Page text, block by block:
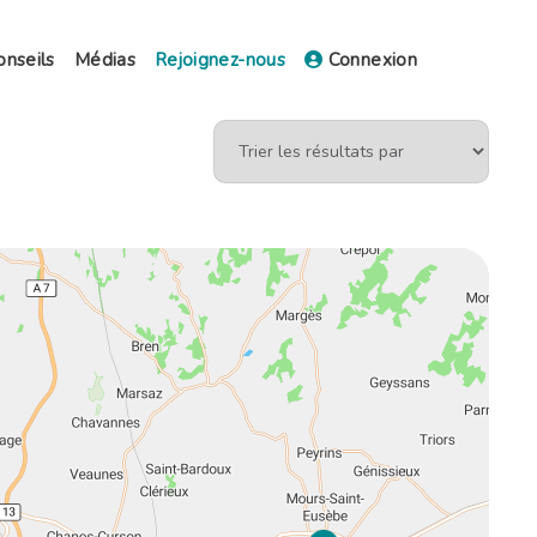
Médias Rejoignez-nous Connexion